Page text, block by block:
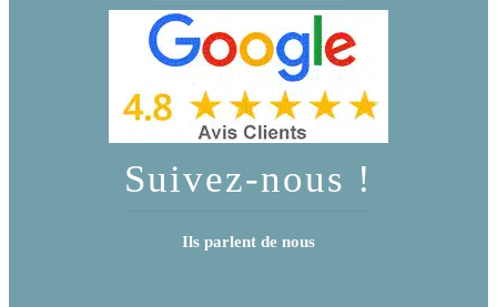
Suivez-nous !
Ils parlent de nous